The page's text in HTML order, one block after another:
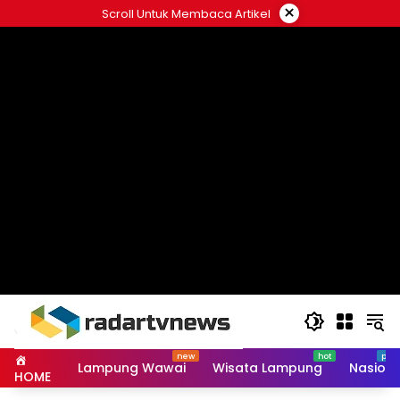
to
Scroll Untuk Membaca Artikel ×
HOME Lampung Wawai Wisata Lampung